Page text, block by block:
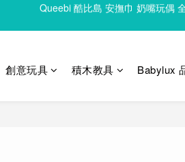
Clixo 磁力片83折起，
創意玩具 積木教具 Babylux